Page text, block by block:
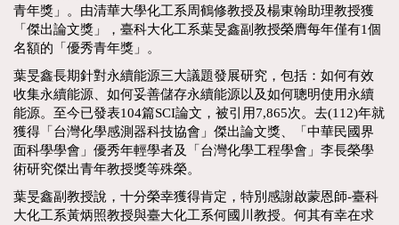
青年獎」。由清華大學化工系周鶴修教授及楊東翰助理教授獲
「傑出論文獎」，臺科大化工系葉旻鑫副教授榮膺每年僅有1個
名額的「優秀青年獎」。
葉旻鑫長期針對永續能源三大議題發展研究，包括：如何有效
收集永續能源、如何妥善儲存永續能源以及如何聰明使用永續
能源。至今已發表104篇SCI論文，被引用7,865次。去(112)年就
獲得「台灣化學感測器科技協會」傑出論文獎、「中華民國界
面科學學會」優秀年輕學者及「台灣化學工程學會」李長榮學
術研究傑出青年教授獎等殊榮。
葉旻鑫副教授說，十分榮幸獲得肯定，特別感謝啟蒙恩師-臺科
大化工系黃炳照教授與臺大化工系何國川教授。何其有幸在求